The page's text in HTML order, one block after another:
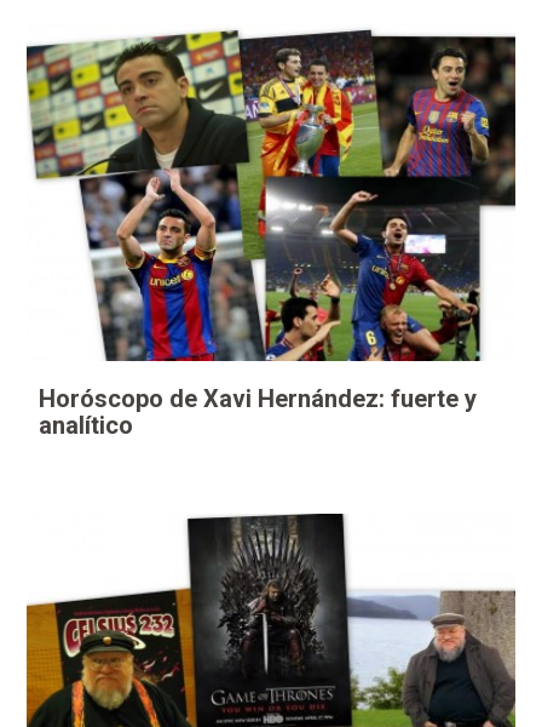
Horóscopo de Xavi Hernández: fuerte y
analítico